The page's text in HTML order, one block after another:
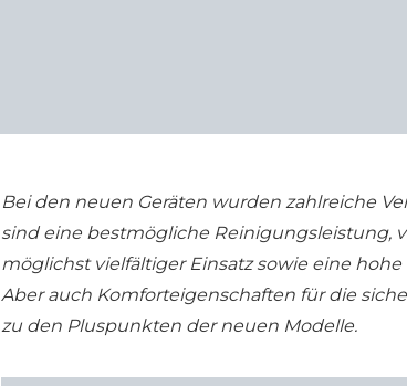
Bei den neuen Geräten wurden zahlreiche
sind eine bestmögliche Reinigungsleistung,
möglichst vielfältiger Einsatz sowie eine
Aber auch Komforteigenschaften für die
zu den Pluspunkten der neuen Modelle.